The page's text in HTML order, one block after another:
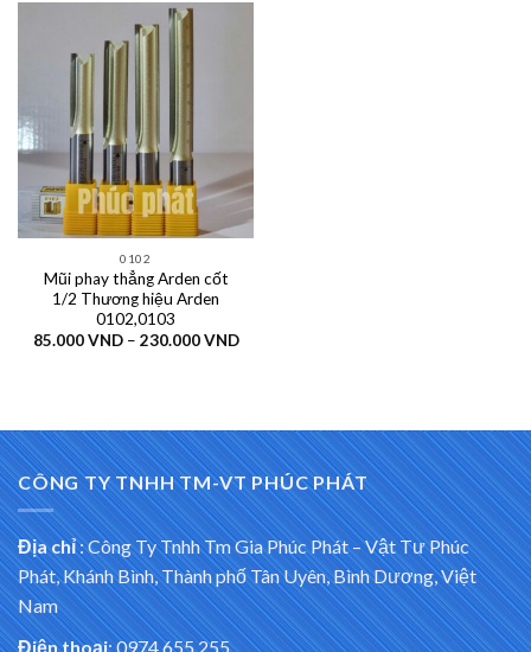
0102
Mũi phay thẳng Arden cốt
1/2 Thương hiệu Arden
0102,0103
85.000VND – 230.000VNDKhoảng
CÔNG TY TNHH TM-VT PHÚC PHÁT
Địa chỉ:Công Ty Tnhh Tm Gia Phúc Phát – Vật Tư Phúc
Phát, Khánh Bình, Thành phố Tân Uyên, Bình Dương, Việt
Nam
Điện thoại: 0974 655 255